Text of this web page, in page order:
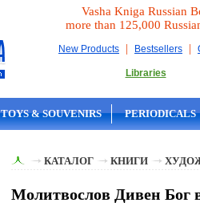
Vasha Kniga Russian
more than 125,000
New Products | Bestsellers |
Libraries
TOYS & SOUVENIRS PERIODICALS
КАТАЛОГ КНИГИ
Молитвослов Дивен Бог